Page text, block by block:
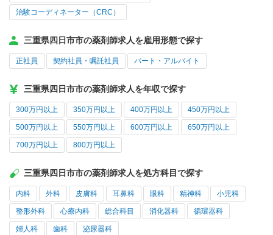
治験コーディネーター（CRC）
三重県四日市市の薬剤師求人を雇用形態で探す
正社員 契約社員・嘱託社員 パート・アルバイト
三重県四日市市の薬剤師求人を年収で探す
300万円以上 350万円以上 400万円以上 450万円以上
500万円以上 550万円以上 600万円以上 650万円以上
700万円以上 800万円以上
三重県四日市市の薬剤師求人を処方科目で探す
内科 外科 皮膚科 耳鼻科 眼科 精神科 小児科
整形外科 心療内科 総合科目 消化器科 循環器科
婦人科 歯科 泌尿器科